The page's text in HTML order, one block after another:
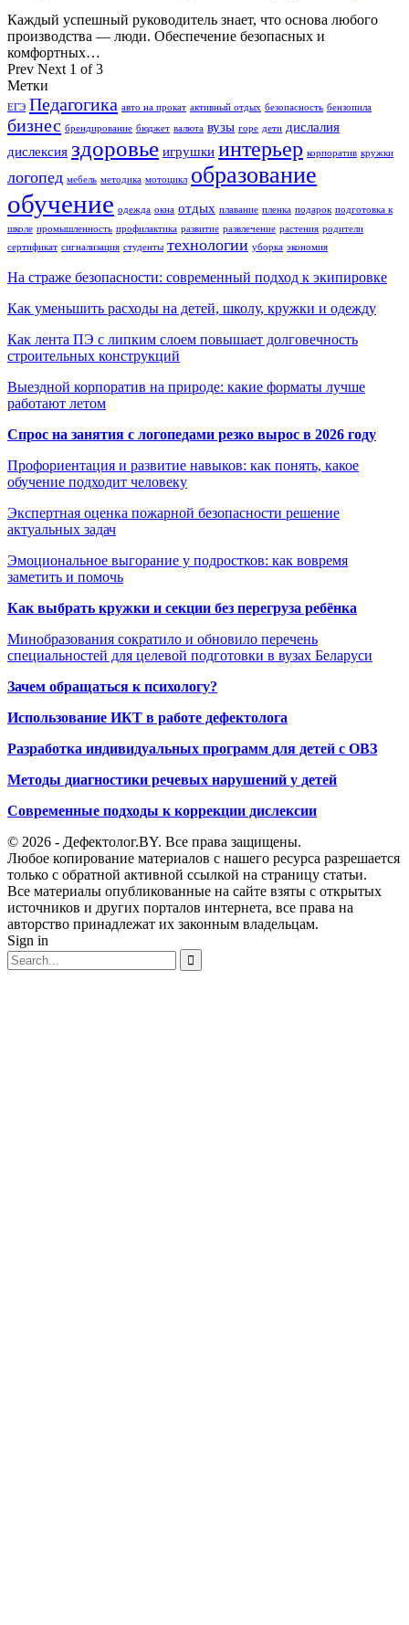
Каждый успешный руководитель знает, что основа любого
производства — люди. Обеспечение безопасных и
комфортных…
Prev Next 1 of 3
Метки
ЕГЭ Педагогика авто на прокат активный отдых безопасность бензопила
бизнес брендирование бюджет валюта вузы горе дети дислалия
дислексия здоровье игрушки интерьер корпоратив кружки
логопед мебель методика мотоцикл образование
обучение одежда окна отдых плавание пленка подарок подготовка к
школе промышленность профилактика развитие развлечение растения родители
сертификат сигнализация студенты технологии уборка экономия
На страже безопасности: современный подход к экипировке
Как уменьшить расходы на детей, школу, кружки и одежду
Как лента ПЭ с липким слоем повышает долговечность
строительных конструкций
Выездной корпоратив на природе: какие форматы лучше
работают летом
Спрос на занятия с логопедами резко вырос в 2026 году
Профориентация и развитие навыков: как понять, какое
обучение подходит человеку
Экспертная оценка пожарной безопасности решение
актуальных задач
Эмоциональное выгорание у подростков: как вовремя
заметить и помочь
Как выбрать кружки и секции без перегруза ребёнка
Минобразования сократило и обновило перечень
специальностей для целевой подготовки в вузах Беларуси
Зачем обращаться к психологу?
Использование ИКТ в работе дефектолога
Разработка индивидуальных программ для детей с ОВЗ
Методы диагностики речевых нарушений у детей
Современные подходы к коррекции дислексии
© 2026 - Дефектолог.BY. Все права защищены.
Любое копирование материалов с нашего ресурса разрешается
только с обратной активной ссылкой на страницу статьи.
Все материалы опубликованные на сайте взяты с открытых
источников и других порталов интернета, все права на
авторство принадлежат их законным владельцам.
Sign in